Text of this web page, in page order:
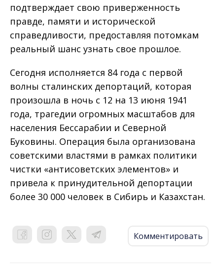
подтверждает свою приверженность
правде, памяти и исторической
справедливости, предоставляя потомкам
реальный шанс узнать свое прошлое.
Сегодня исполняется 84 года с первой
волны сталинских депортаций, которая
произошла в ночь с 12 на 13 июня 1941
года, трагедии огромных масштабов для
населения Бессарабии и Северной
Буковины. Операция была организована
советскими властями в рамках политики
чистки «антисоветских элементов» и
привела к принудительной депортации
более 30 000 человек в Сибирь и Казахстан.
Комментировать